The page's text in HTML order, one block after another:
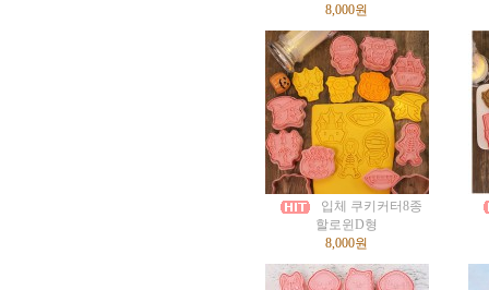
8,000원
입체 쿠키커터8종
할로윈D형
8,000원